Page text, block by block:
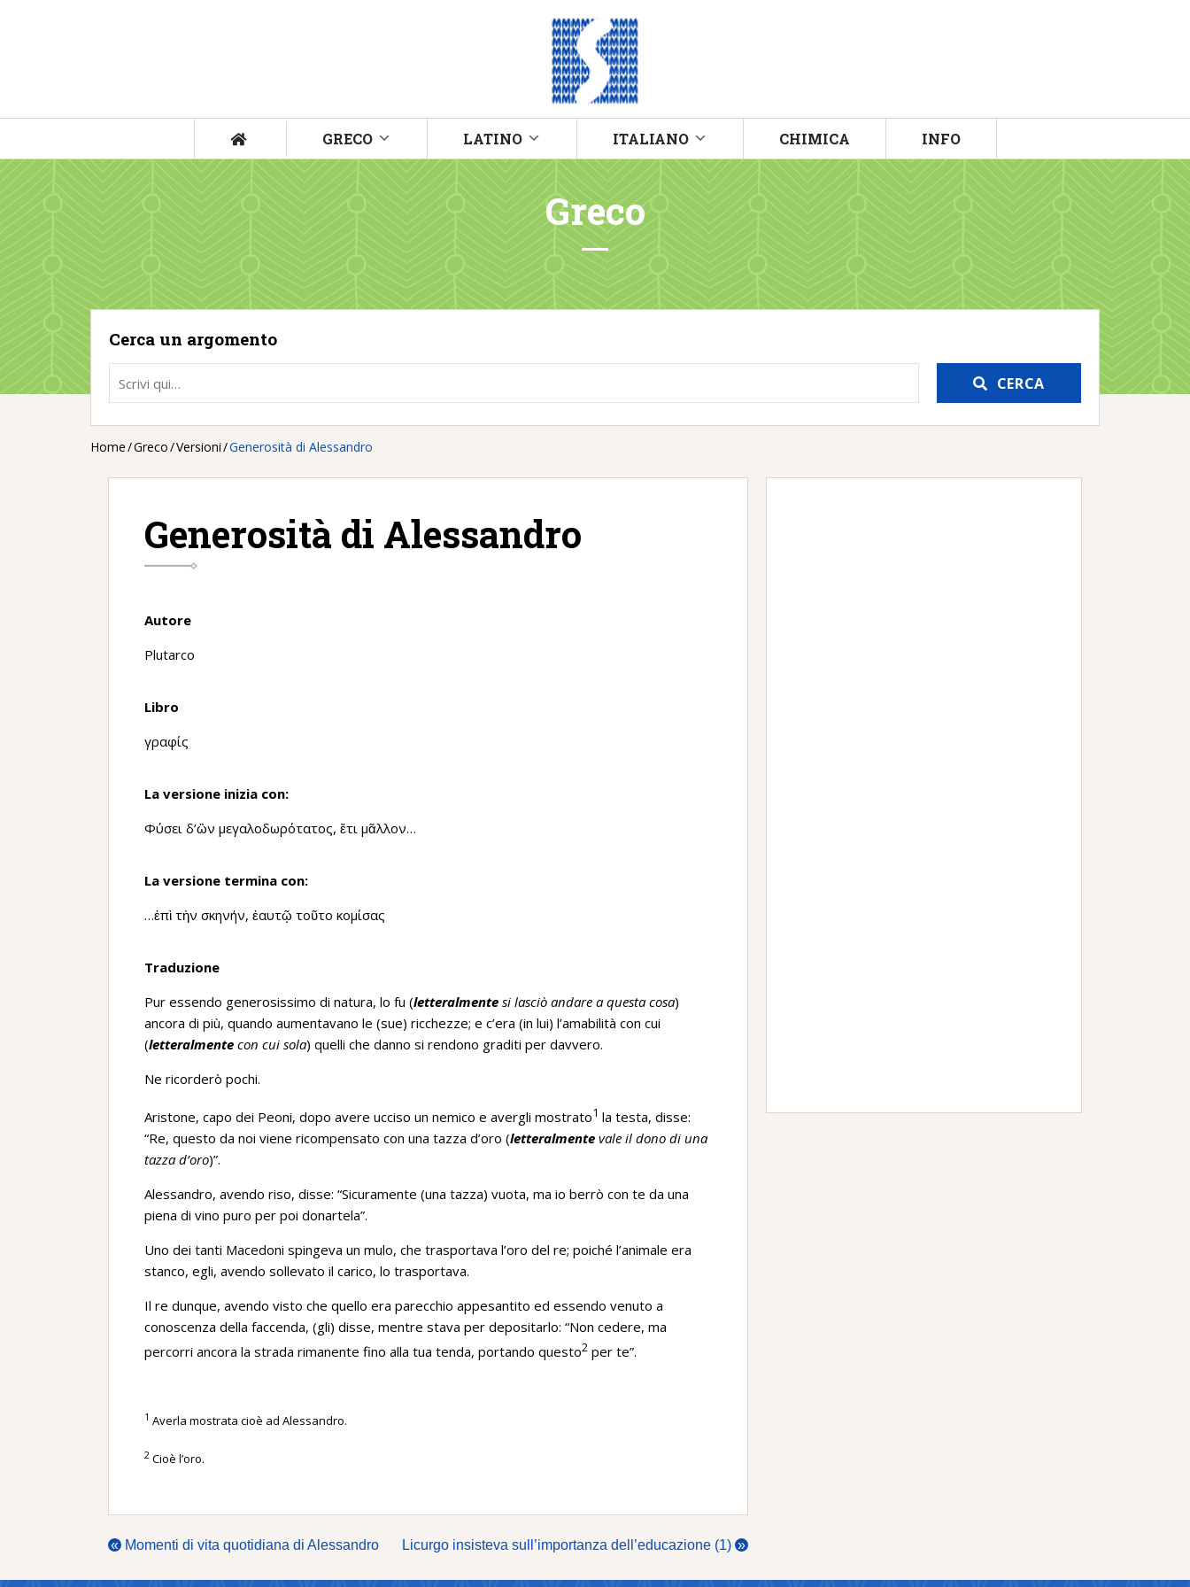
GRECO LATINO ITALIANO CHIMICA INFO
Greco
Cerca un argomento
CERCA
Home/Greco/Versioni/Generosità di Alessandro
Generosità di Alessandro
Autore
Plutarco
Libro
γραφίς
La versione inizia con:
Φύσει δ’ὢν μεγαλοδωρότατος, ἔτι μᾶλλον…
La versione termina con:
…ἐπὶ τὴν σκηνήν, ἑαυτῷ τοῦτο κομίσας
Traduzione
Pur essendo generosissimo di natura, lo fu (letteralmente si lasciò andare a questa cosa)
ancora di più, quando aumentavano le (sue) ricchezze; e c’era (in lui) l’amabilità con cui
(letteralmente con cui sola) quelli che danno si rendono graditi per davvero.
Ne ricorderò pochi.
Aristone, capo dei Peoni, dopo avere ucciso un nemico e avergli mostrato1 la testa, disse:
“Re, questo da noi viene ricompensato con una tazza d’oro (letteralmente vale il dono di una
tazza d’oro)”.
Alessandro, avendo riso, disse: “Sicuramente (una tazza) vuota, ma io berrò con te da una
piena di vino puro per poi donartela”.
Uno dei tanti Macedoni spingeva un mulo, che trasportava l’oro del re; poiché l’animale era
stanco, egli, avendo sollevato il carico, lo trasportava.
Il re dunque, avendo visto che quello era parecchio appesantito ed essendo venuto a
conoscenza della faccenda, (gli) disse, mentre stava per depositarlo: “Non cedere, ma
percorri ancora la strada rimanente fino alla tua tenda, portando questo2 per te”.
1 Averla mostrata cioè ad Alessandro.
2 Cioè l’oro.
« Momenti di vita quotidiana di Alessandro Licurgo insisteva sull’importanza dell’educazione (1)»